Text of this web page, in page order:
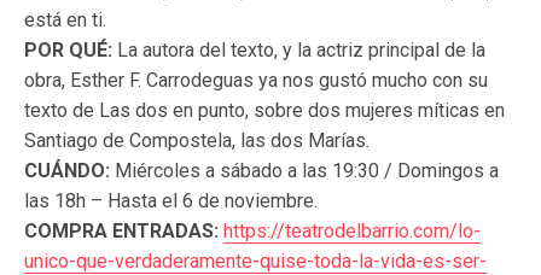
está en ti.
POR QUÉ: La autora del texto, y la actriz principal de la
obra, Esther F. Carrodeguas ya nos gustó mucho con su
texto de Las dos en punto, sobre dos mujeres míticas en
Santiago de Compostela, las dos Marías.
CUÁNDO: Miércoles a sábado a las 19:30 / Domingos a
las 18h – Hasta el 6 de noviembre.
COMPRA ENTRADAS: https://teatrodelbarrio.com/lo-
unico-que-verdaderamente-quise-toda-la-vida-es-ser-